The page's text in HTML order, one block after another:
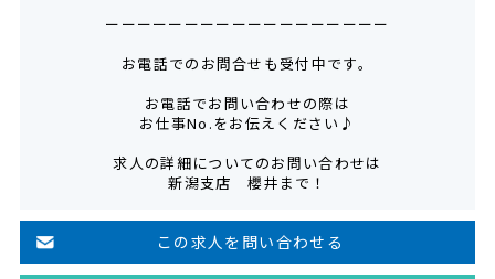
ーーーーーーーーーーーーーーーーーー
お電話でのお問合せも受付中です。
お電話でお問い合わせの際は
お仕事No.をお伝えください♪
求人の詳細についてのお問い合わせは
新潟支店 櫻井まで！
この求人を問い合わせる